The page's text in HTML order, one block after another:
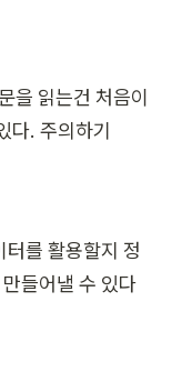
읽는건 처음이
다. 주의하기
를 활용할지 정
들어낼 수 있다